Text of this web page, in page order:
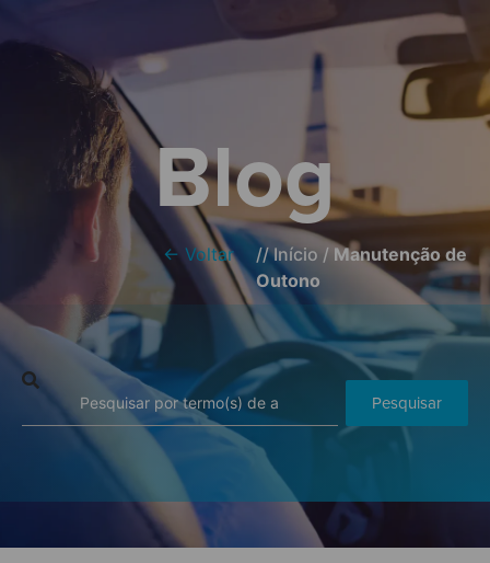
Blog
← Voltar //Início / Manutenção de
Outono
Pesquisar